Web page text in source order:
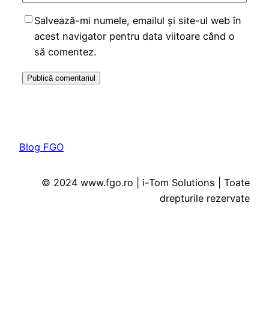
Salvează-mi numele, emailul și site-ul web în
acest navigator pentru data viitoare când o
să comentez.
Blog FGO
© 2024 www.fgo.ro | i-Tom Solutions | Toate
drepturile rezervate